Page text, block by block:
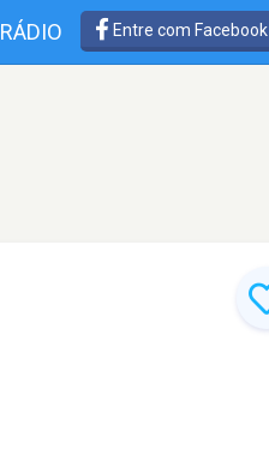
RÁDIO Entre com Facebook